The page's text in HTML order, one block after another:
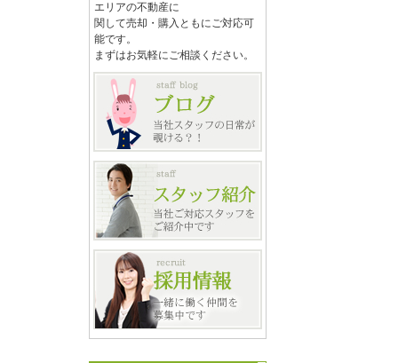
エリアの不動産に
関して売却・購入ともにご対応可
能です。
まずはお気軽にご相談ください。